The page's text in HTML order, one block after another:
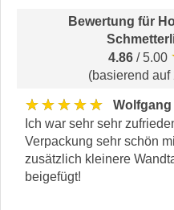
Bewertung für
4.86 / 5.00
(basierend
★★★★★
Wolfgang
Ich war sehr sehr
Verpackung sehr schön
zusätzlich kleinere
beigefügt!